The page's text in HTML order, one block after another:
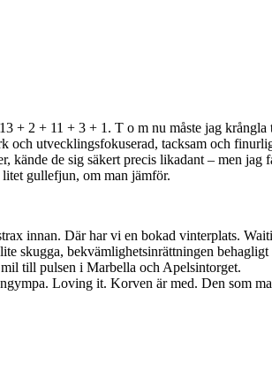
+ 2 + 11 + 3 + 1. T o m nu måste jag krångla
och utvecklingsfokuserad, tacksam och
de sig säkert precis likadant – men jag
gullefjun, om man jämför.
innan. Där har vi en bokad vinterplats.
skugga, bekvämlighetsinrättningen behagligt
till pulsen i Marbella och Apelsintorget.
Loving it. Korven är med. Den som